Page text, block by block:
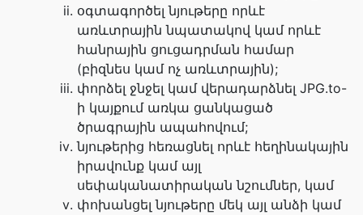
օգտագործել նյութերը որևէ
առևտրային նպատակով կամ որևէ
հանրային ցուցադրման համար
(բիզնես կամ ոչ առևտրային);
փորձել ջնջել կամ վերադարձնել JPG.to-
ի կայքում առկա ցանկացած
ծրագրային ապահովում;
նյութերից հեռացնել որևէ հեղինակային
իրավունք կամ այլ
սեփականատիրական նշումներ, կամ
փոխանցել նյութերը մեկ այլ անձի կամ